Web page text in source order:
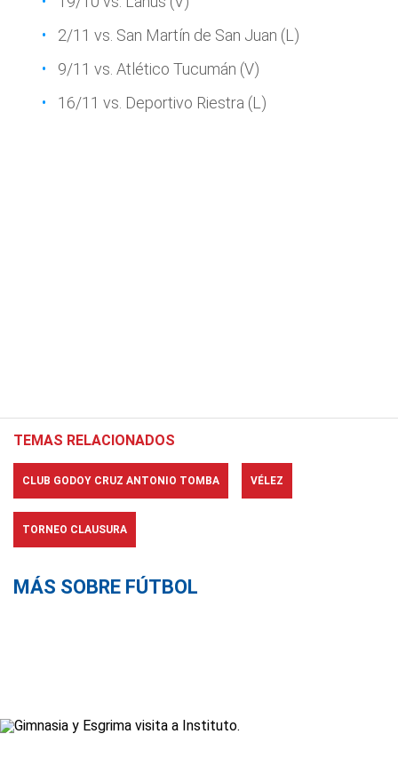
2/11 vs. San Martín de San Juan (L)
9/11 vs. Atlético Tucumán (V)
16/11 vs. Deportivo Riestra (L)
TEMAS RELACIONADOS
CLUB GODOY CRUZ ANTONIO TOMBA VÉLEZ
TORNEO CLAUSURA
MÁS SOBRE FÚTBOL